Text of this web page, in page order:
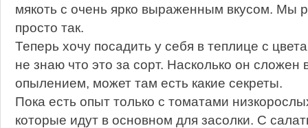
мякоть с очень ярко выраженным вкусом. Мы
просто так.
Теперь хочу посадить у себя в теплице с
не знаю что это за сорт. Насколько он
опылением, может там есть какие секреты.
Пока есть опыт только с томатами
которые идут в основном для засолки. С